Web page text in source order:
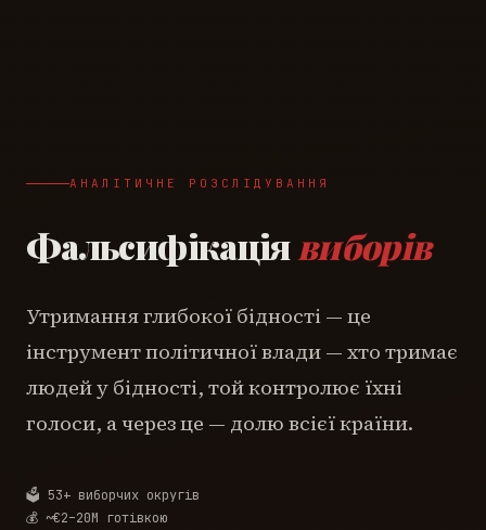
АНАЛІТИЧНЕ РОЗСЛІДУВАННЯ
Фальсифікація виборів
Утримання глибокої бідності — це
інструмент політичної влади — хто тримає
людей у бідності, той контролює їхні
голоси, а через це — долю всієї країни.
🗳️ 53+ виборчих округів
💰 ~€2–20M готівкою